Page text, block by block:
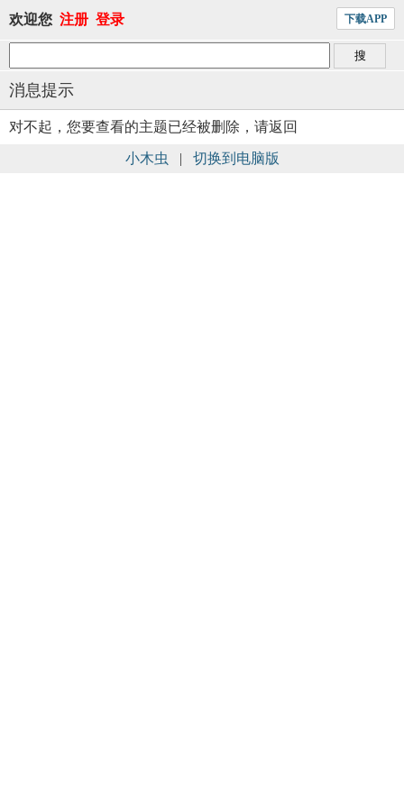
欢迎您 注册 登录 下载APP
消息提示
对不起，您要查看的主题已经被删除，请返回
小木虫 | 切换到电脑版